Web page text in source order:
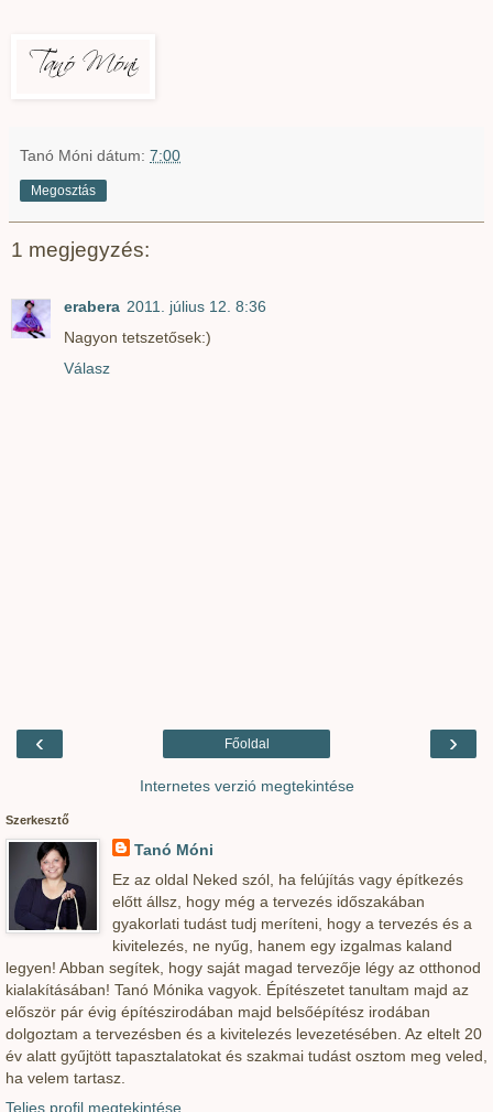
Tanó Móni dátum: 7:00
Megosztás
1 megjegyzés:
erabera 2011. július 12. 8:36
Nagyon tetszetősek:)
Válasz
‹ ›
Főoldal
Internetes verzió megtekintése
Szerkesztő
Tanó Móni
Ez az oldal Neked szól, ha felújítás vagy építkezés
előtt állsz, hogy még a tervezés időszakában
gyakorlati tudást tudj meríteni, hogy a tervezés és a
kivitelezés, ne nyűg, hanem egy izgalmas kaland
legyen! Abban segítek, hogy saját magad tervezője légy az otthonod
kialakításában! Tanó Mónika vagyok. Építészetet tanultam majd az
először pár évig építészirodában majd belsőépítész irodában
dolgoztam a tervezésben és a kivitelezés levezetésében. Az eltelt 20
év alatt gyűjtött tapasztalatokat és szakmai tudást osztom meg veled,
ha velem tartasz.
Teljes profil megtekintése